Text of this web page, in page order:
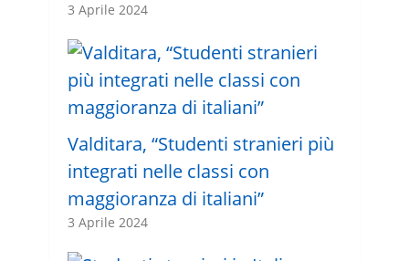
3 Aprile 2024
Valditara, “Studenti stranieri più
integrati nelle classi con
maggioranza di italiani”
3 Aprile 2024